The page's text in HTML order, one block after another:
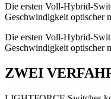
Die ersten Voll-Hybrid-
Geschwindigkeit optischer
Die ersten Voll-Hybrid-
Geschwindigkeit optischer
ZWEI